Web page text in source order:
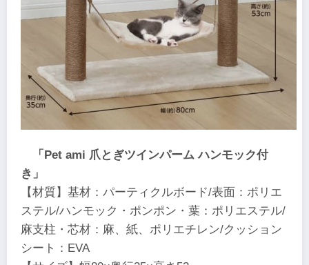
「Pet ami 爪とぎツインパーム ハンモック付
き」
【材質】基材：パーティクルボード/表面：ポリエ
ステル/ハンモック・ポンポン・葉：ポリエステル/
麻支柱・芯材：麻、紙、ポリエチレン/クッション
シート：EVA